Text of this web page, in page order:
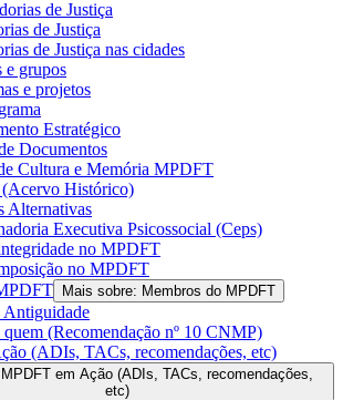
de Justiça
de Justiça
de Justiça nas cidades
e grupos
e projetos
Estratégico
Documentos
Cultura e Memória MPDFT
(Acervo Histórico)
Alternativas
Executiva Psicossocial (Ceps)
no MPDFT
no MPDFT
Mais sobre: Membros do MPDFT
Antiguidade
quem (Recomendação nº 10 CNMP)
(ADIs, TACs, recomendações, etc)
em Ação (ADIs, TACs, recomendações,
etc)